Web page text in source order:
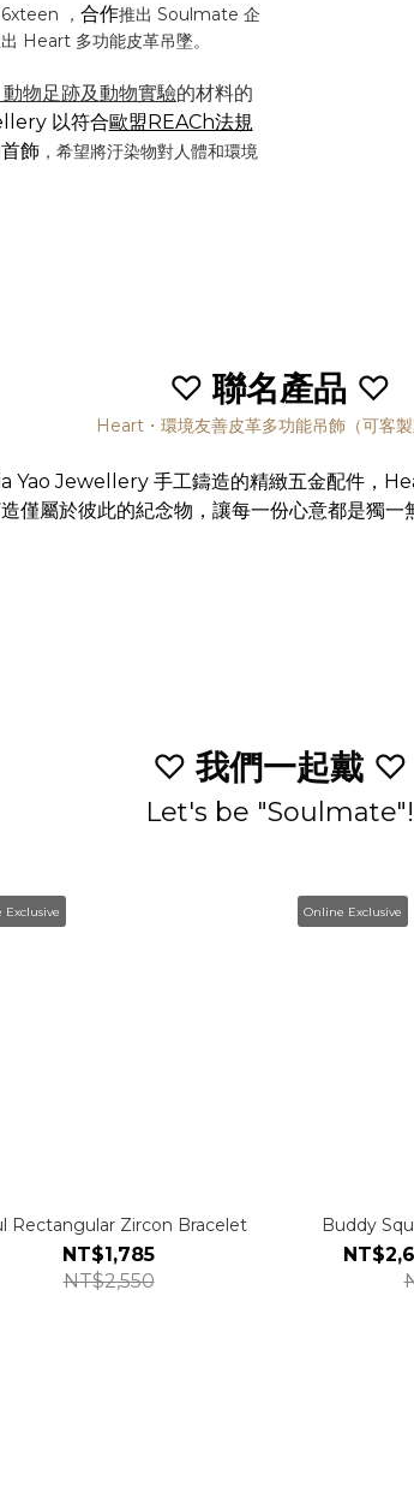
， 合作推出 Soulmate 企
Heart 多功能皮革吊墜。
物足跡及動物實驗的材料的
以符合歐盟REACh法規
飾 ，希望將汙染物對人體和環境
♡聯名產品 ♡
Heart・環境友善皮革多功能吊飾（可客製
Yao Jewellery 手工鑄造的精緻五金配件，
僅屬於彼此的紀念物， 讓每一份心意都是獨一
♡ 我們一起戴 ♡
Let's be "Soulmate"!
Exclusive
Rectangular Zircon Bracelet
NT$1,785
NT$2,550
Online Exclusive
Buddy